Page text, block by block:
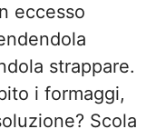
eccesso
strappare.
i formaggi,
Scola